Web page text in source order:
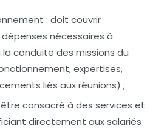
: doit couvrir
nécessaires à
conduite des missions du
expertises,
liés aux réunions) ;
consacré à des services et
directement aux salariés